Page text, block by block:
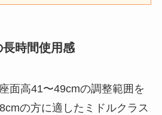
時間使用感
面高41〜49cmの調整範囲を
の方に適したミドルクラス